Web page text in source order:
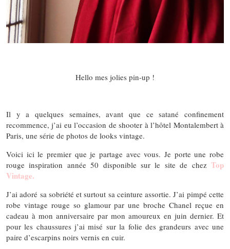
Hello mes jolies pin-up !
Il y a quelques semaines, avant que ce satané confinement
recommence, j’ai eu l’occasion de shooter à l’hôtel Montalembert à
Paris, une série de photos de looks vintage.
Voici ici le premier que je partage avec vous. Je porte une robe
rouge inspiration année 50 disponible sur le site de chez Top
Vintage.
J’ai adoré sa sobriété et surtout sa ceinture assortie. J’ai pimpé cette
robe vintage rouge so glamour par une broche Chanel reçue en
cadeau à mon anniversaire par mon amoureux en juin dernier. Et
pour les chaussures j’ai misé sur la folie des grandeurs avec une
paire d’escarpins noirs vernis en cuir.